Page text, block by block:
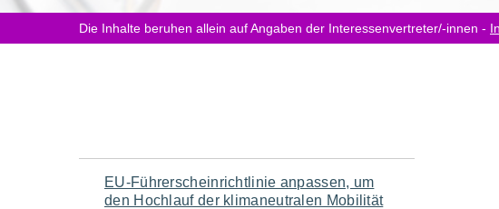
hier:Die Inhalte beruhen allein auf Angaben der Interessenvertreter/-innen -
Navigation
EU-Führerscheinrichtlinie anpassen, um
den Hochlauf der klimaneutralen Mobilität